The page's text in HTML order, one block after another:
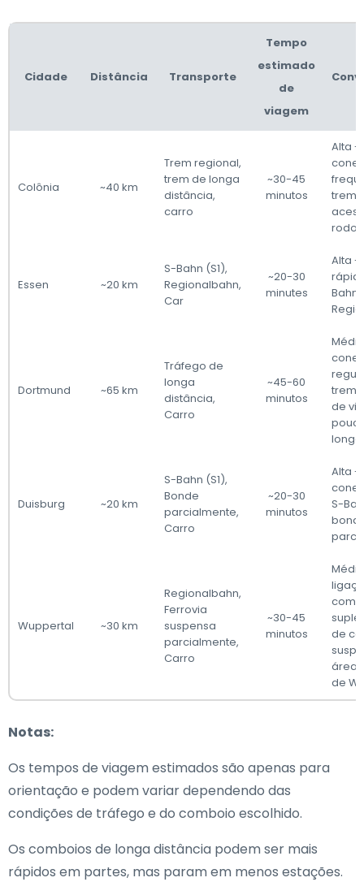
Cidade Distância Transporte
Tempo
estimado
de
viagem
Colônia ~40 km
Trem regional,
trem de longa
distância,
carro
~30-45
minutos
Alta -
trem,
Essen ~20 km
S-Bahn (S1),
Regionalbahn,
Car
~20-30
minutes
Alta -
Bahn
Dortmund ~65 km
Tráfego de
longa
distância,
Carro
~45-60
minutos
trem,
de
longo.
Duisburg ~20 km
S-Bahn (S1),
Bonde
parcialmente,
Carro
~20-30
minutos
Alta -
S-
Wuppertal ~30 km
Regionalbahn,
Ferrovia
suspensa
parcialmente,
Carro
~30-45
minutos
de
área
de
Notas:
Os tempos de viagem estimados são apenas para
orientação e podem variar dependendo das
condições de tráfego e do comboio escolhido.
Os comboios de longa distância podem ser mais
rápidos em partes, mas param em menos estações.